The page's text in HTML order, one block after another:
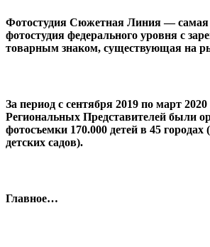
Фотостудия Сюжетная Линия —
фотостудия федерального уровня с
товарным знаком, существующая на
За период с сентября 2019 по март 2020
Региональных Представителей были
фотосъемки 170.000 детей в 45 городах
детских садов).
Главное…